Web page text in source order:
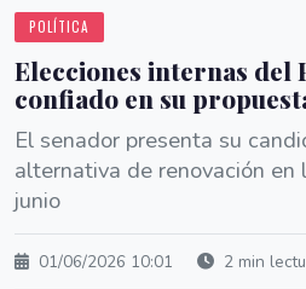
POLÍTICA
Elecciones internas del
confiado en su
El senador presenta su
alternativa de renovación
junio
01/06/2026 10:01 2 min